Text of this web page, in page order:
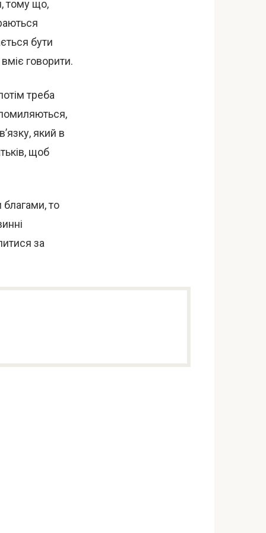
тому що,
бути
говорити.
треба
який в
щоб
благами, то
за